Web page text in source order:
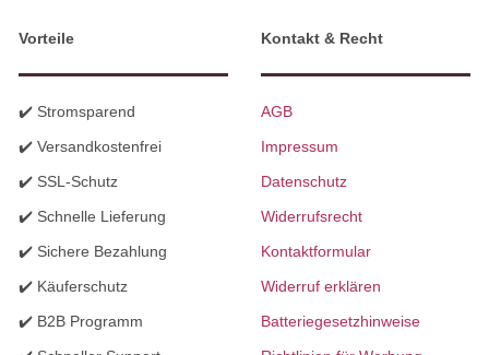
Vorteile
✔️ Stromsparend
✔️ Versandkostenfrei
✔️ SSL-Schutz
✔️ Schnelle Lieferung
✔️ Sichere Bezahlung
✔️ Käuferschutz
✔️ B2B Programm
Kontakt & Recht
AGB
Impressum
Datenschutz
Widerrufsrecht
Kontaktformular
Widerruf erklären
Batteriegesetzhinweise